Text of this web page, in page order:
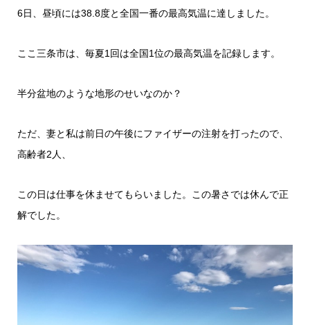
6日、昼頃には38.8度と全国一番の最高気温に達しました。
ここ三条市は、毎夏1回は全国1位の最高気温を記録します。
半分盆地のような地形のせいなのか？
ただ、妻と私は前日の午後にファイザーの注射を打ったので、
高齢者2人、
この日は仕事を休ませてもらいました。この暑さでは休んで正
解でした。